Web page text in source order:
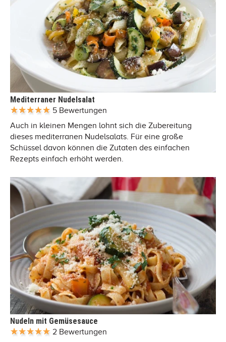
Mediterraner Nudelsalat
5 Bewertungen
Auch in kleinen Mengen lohnt sich die Zubereitung
dieses mediterranen Nudelsalats. Für eine große
Schüssel davon können die Zutaten des einfachen
Rezepts einfach erhöht werden.
Nudeln mit Gemüsesauce
2 Bewertungen